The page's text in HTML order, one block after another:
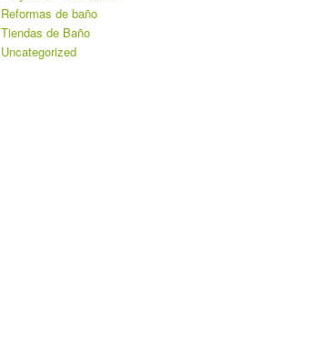
Reformas de baño
Tiendas de Baño
Uncategorized